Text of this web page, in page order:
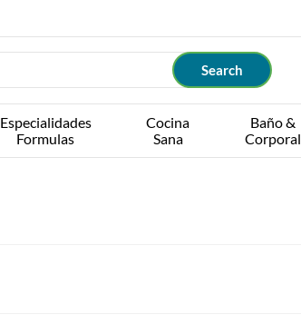
Especialidades
Formulas
Cocina
Sana
Baño &
Corporal